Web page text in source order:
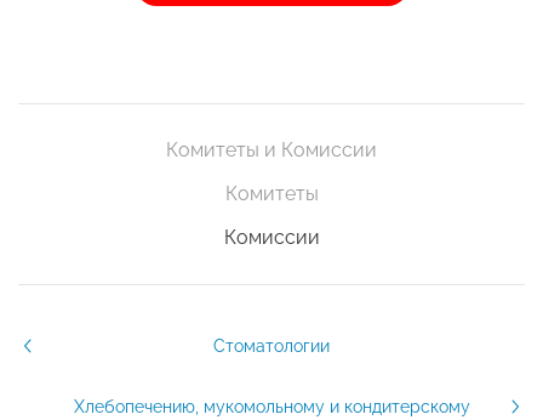
Комитеты и Комиссии
Комитеты
Комиссии
Стоматологии
Хлебопечению, мукомольному и кондитерскому